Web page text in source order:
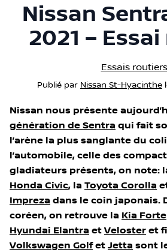
Nissan
2021 –
Essais routiers
Publié par Nissan St-Hyacinthe
Nissan nous présente
génération de Sentra qui fait
l’arène la plus sanglante du
l’automobile, celle des
gladiateurs présents, on note:
Honda Civic, la Toyota Corolla
Impreza dans le coin japonais.
coréen, on retrouve la Kia Forte
Hyundai Elantra et Veloster et
Volkswagen Golfet Jetta sont